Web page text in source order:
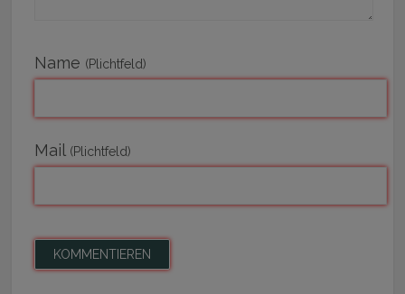
Name (Plichtfeld)
Mail (Plichtfeld)